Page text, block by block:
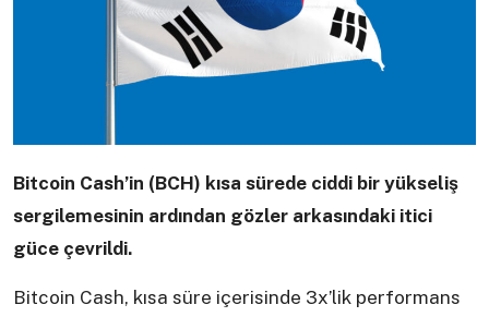
Bitcoin Cash’in (BCH) kısa sürede ciddi bir yükseliş
sergilemesinin ardından gözler arkasındaki itici
güce çevrildi.
Bitcoin Cash, kısa süre içerisinde 3x’lik performans